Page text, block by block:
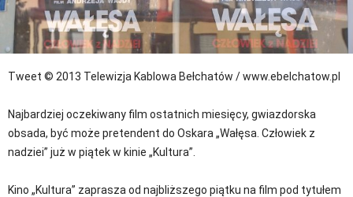
Tweet © 2013 Telewizja Kablowa Bełchatów / www.ebelchatow.pl
Najbardziej oczekiwany film ostatnich miesięcy, gwiazdorska
obsada, być może pretendent do Oskara „Wałęsa. Człowiek z
nadziei” już w piątek w kinie „Kultura”.
Kino „Kultura” zaprasza od najbliższego piątku na film pod tytułem